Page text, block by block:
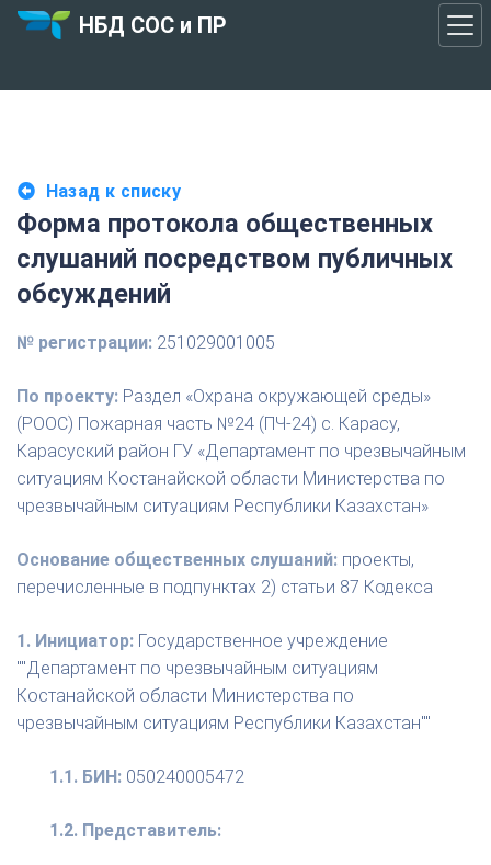
НБД СОС и ПР
Назад к списку
Форма протокола общественных
слушаний посредством публичных
обсуждений
№ регистрации: 251029001005
По проекту: Раздел «Охрана окружающей среды»
(РООС) Пожарная часть №24 (ПЧ-24) с. Карасу,
Карасуский район ГУ «Департамент по чрезвычайным
ситуациям Костанайской области Министерства по
чрезвычайным ситуациям Республики Казахстан»
Основание общественных слушаний: проекты,
перечисленные в подпунктах 2) статьи 87 Кодекса
1. Инициатор: Государственное учреждение
""Департамент по чрезвычайным ситуациям
Костанайской области Министерства по
чрезвычайным ситуациям Республики Казахстан""
1.1. БИН: 050240005472
1.2. Представитель: